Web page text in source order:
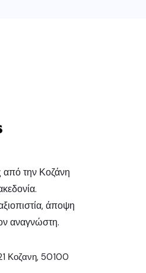
από την Κοζάνη
άποψη
αναγνώστη.
Κοζανη, 50100